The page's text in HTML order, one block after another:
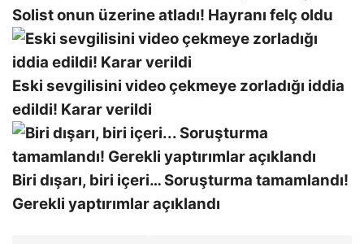
Solist onun üzerine atladı! Hayranı felç oldu
Eski sevgilisini video çekmeye zorladığı iddia
edildi! Karar verildi
Biri dışarı, biri içeri… Soruşturma tamamlandı!
Gerekli yaptırımlar açıklandı